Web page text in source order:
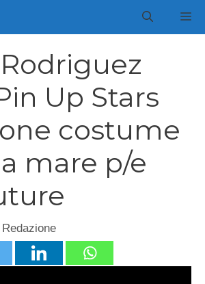
Up Stars
costume
mare p/e
Redazione